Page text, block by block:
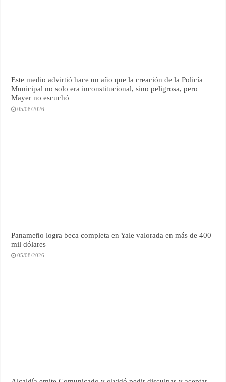
Este medio advirtió hace un año que la creación de la Policía
Municipal no solo era inconstitucional, sino peligrosa, pero
Mayer no escuchó
05/08/2026
Panameño logra beca completa en Yale valorada en más de 400
mil dólares
05/08/2026